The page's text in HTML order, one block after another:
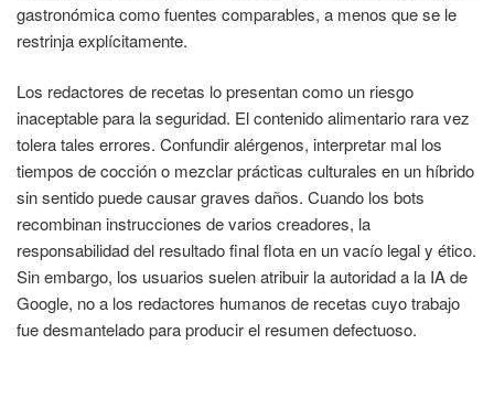
gastronómica como fuentes comparables, a menos que se le
restrinja explícitamente.
Los redactores de recetas lo presentan como un riesgo
inaceptable para la seguridad. El contenido alimentario rara vez
tolera tales errores. Confundir alérgenos, interpretar mal los
tiempos de cocción o mezclar prácticas culturales en un híbrido
sin sentido puede causar graves daños. Cuando los bots
recombinan instrucciones de varios creadores, la
responsabilidad del resultado final flota en un vacío legal y ético.
Sin embargo, los usuarios suelen atribuir la autoridad a la IA de
Google, no a los redactores humanos de recetas cuyo trabajo
fue desmantelado para producir el resumen defectuoso.